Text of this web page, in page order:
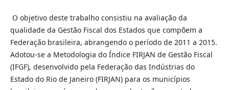
O objetivo deste trabalho consistiu na avaliação da
qualidade da Gestão Fiscal dos Estados que compõem a
Federação brasileira, abrangendo o período de 2011 a 2015.
Adotou-se a Metodologia do Índice FIRJAN de Gestão Fiscal
(IFGF), desenvolvido pela Federação das Indústrias do
Estado do Rio de Janeiro (FIRJAN) para os municípios